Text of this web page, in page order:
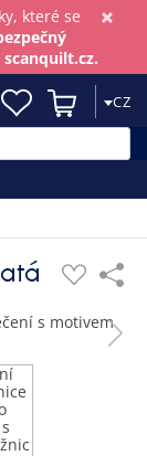
×
které se
CZ